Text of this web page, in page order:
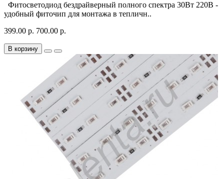
Фитосветодиод бездрайверный полного спектра 30Вт 220В -
удобный фиточип для монтажа в тепличн..
399.00 р. 700.00 р.
В корзину